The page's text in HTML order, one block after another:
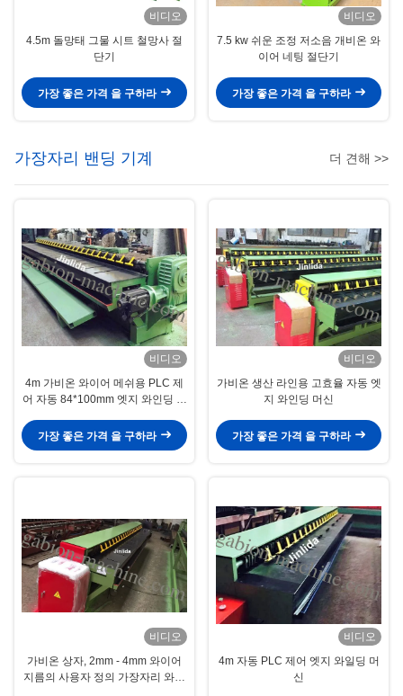
비디오
4.5m 돌망태 그물 시트 철망사 절
단기
가장 좋은 가격 을 구하라
비디오
7.5 kw 쉬운 조정 저소음 개비온 와
이어 네팅 절단기
가장 좋은 가격 을 구하라
가장자리 밴딩 기계 더 견해 >>
비디오
4m 가비온 와이어 메쉬용 PLC 제
어 자동 84*100mm 엣지 와인딩 머
가장 좋은 가격 을 구하라
비디오
가비온 생산 라인용 고효율 자동 엣
지 와인딩 머신
가장 좋은 가격 을 구하라
비디오
가비온 상자, 2mm - 4mm 와이어
지름의 사용자 정의 가장자리 와이
비디오
4m 자동 PLC 제어 엣지 와일딩 머
신